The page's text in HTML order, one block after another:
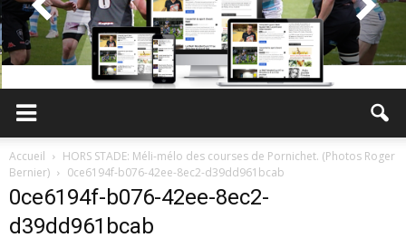
Sport
Accueil
HORS STADE: Méli-mélo des courses de Pornichet. (Photos Roger
Bernier)
0ce6194f-b076-42ee-8ec2-d39dd961bcab
0ce6194f-b076-42ee-8ec2-
d39dd961bcab